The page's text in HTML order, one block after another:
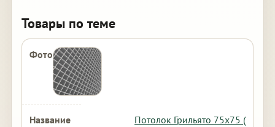
Товары по теме
Потолок Грильято 75х75 (